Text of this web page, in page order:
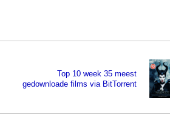
Top 10 week 35 meest
gedownloade films via BitTorrent